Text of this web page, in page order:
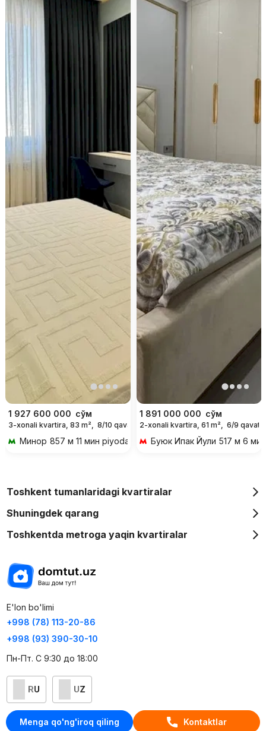
Menga qo'ng'iroq qiling Kontaktlar
1 927 600 000 сўм
3-xonali kvartira, 83 m², 8/10 qavat
Минор 857 м 11 мин piyoda
1 891 000 000 сўм
2-xonali kvartira, 61 m², 6/9 qavat
Буюк Ипак Йули 517 м 6
Toshkent tumanlaridagi kvartiralar
Shuningdek qarang
Toshkentda metroga yaqin kvartiralar
E'lon bo'limi
+998 (78) 113-20-86
+998 (93) 390-30-10
Пн-Пт. С 9:30 до 18:00
RU UZ
Kontaktlar